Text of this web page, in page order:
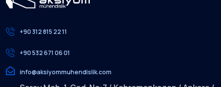
+90 312 815 22 11
+90 532 671 06 01
info@aksiyommuhendislik.com